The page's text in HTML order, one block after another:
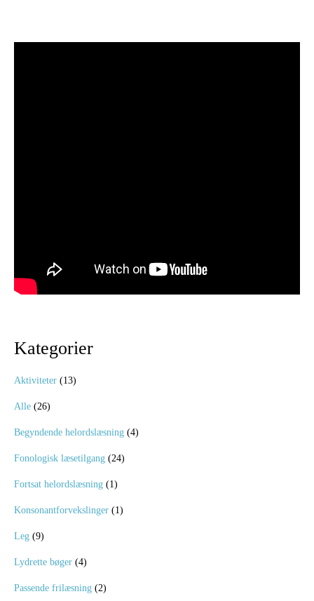
Kategorier
Aktiviteter (13)
Alle (26)
Begyndende helordslæsning (4)
Fonologisk læsetilgang (24)
Fortsat helordslæsning (1)
Konsonantforvekslinger (1)
Leg (9)
Lydrette bøger (4)
Passende frilæsning (2)